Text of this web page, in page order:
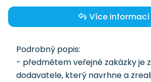
Více informací
Podrobný popis:
- předmětem veřejné zakázky je
dodavatele, který navrhne a